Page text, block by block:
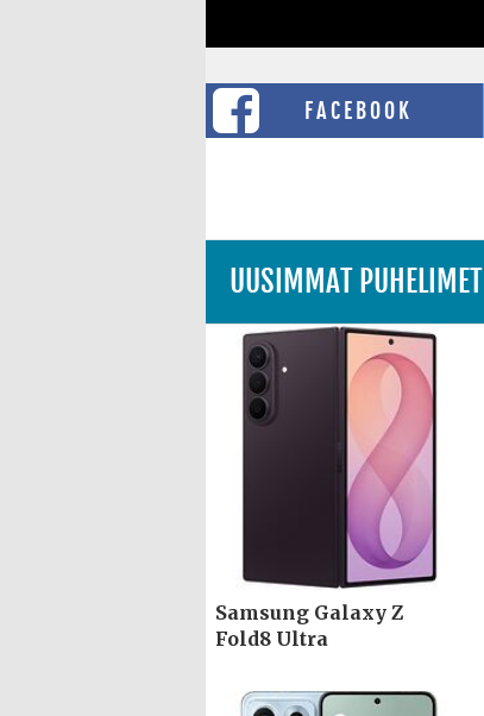
FACEBOOK
UUSIMMAT PUHELIMET
Samsung Galaxy Z
Fold8 Ultra